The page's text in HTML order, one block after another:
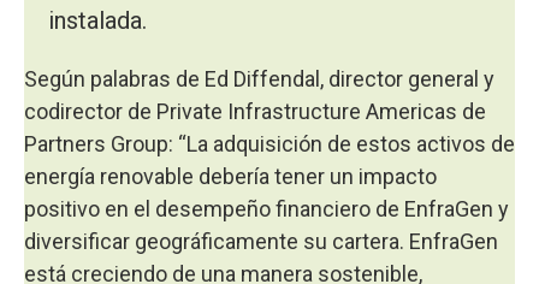
instalada.
Según palabras de Ed Diffendal, director general y
codirector de Private Infrastructure Americas de
Partners Group: “La adquisición de estos activos de
energía renovable debería tener un impacto
positivo en el desempeño financiero de EnfraGen y
diversificar geográficamente su cartera. EnfraGen
está creciendo de una manera sostenible,